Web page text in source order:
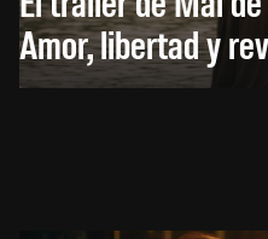
Amor, libertad y